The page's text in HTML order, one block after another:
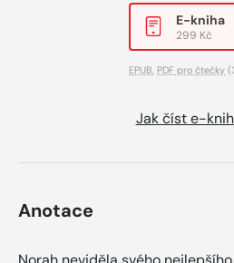
E-kniha
299 Kč
EPUB PDF pro čtečky
Jak číst e-
Anotace